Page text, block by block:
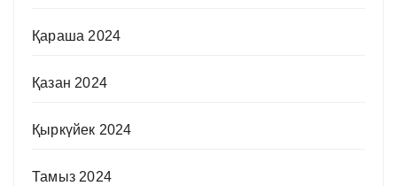
Қараша 2024
Қазан 2024
Қыркүйек 2024
Тамыз 2024